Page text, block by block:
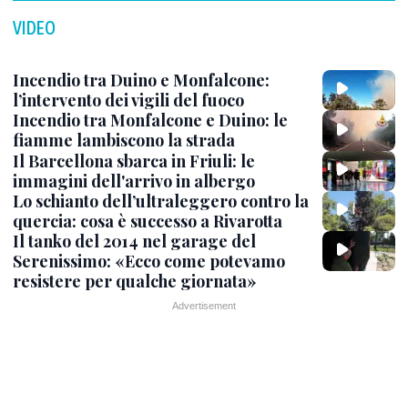
VIDEO
Incendio tra Duino e Monfalcone:
l’intervento dei vigili del fuoco
Incendio tra Monfalcone e Duino: le
fiamme lambiscono la strada
Il Barcellona sbarca in Friuli: le
immagini dell'arrivo in albergo
Lo schianto dell’ultraleggero contro la
quercia: cosa è successo a Rivarotta
Il tanko del 2014 nel garage del
Serenissimo: «Ecco come potevamo
resistere per qualche giornata»